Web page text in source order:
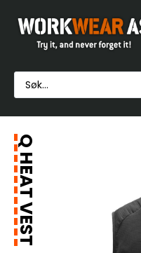
Q HEAT VEST